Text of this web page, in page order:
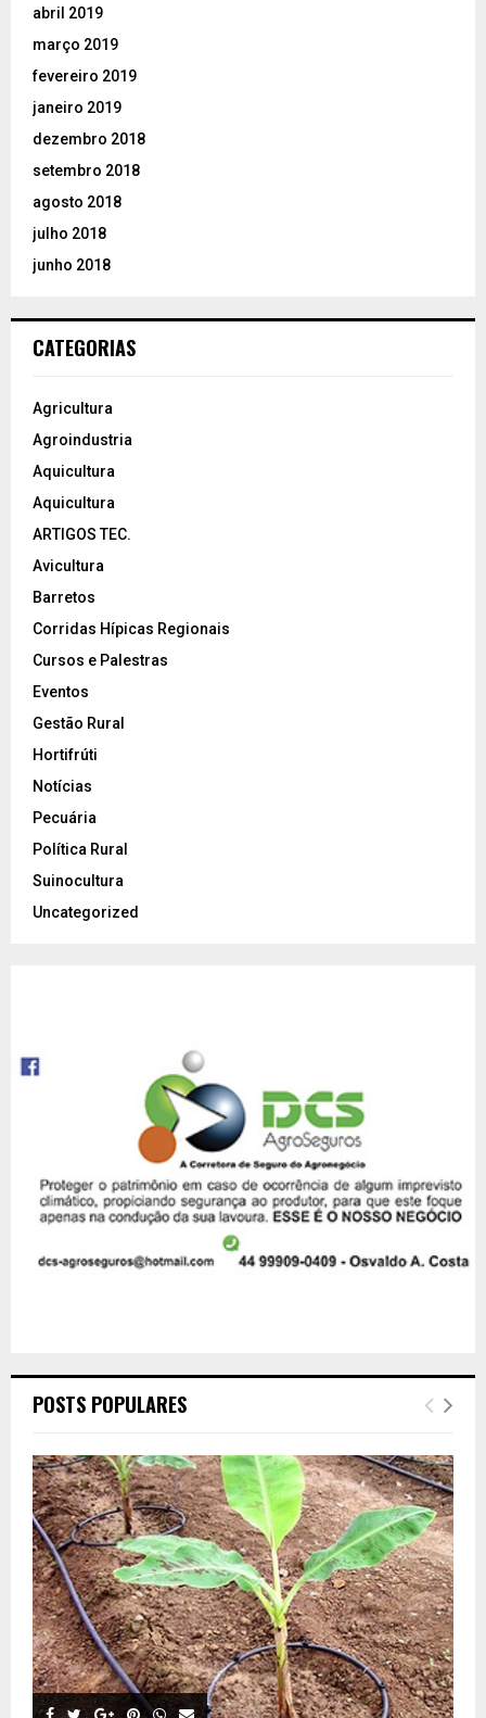
abril 2019
março 2019
fevereiro 2019
janeiro 2019
dezembro 2018
setembro 2018
agosto 2018
julho 2018
junho 2018
CATEGORIAS
Agricultura
Agroindustria
Aquicultura
Aquicultura
ARTIGOS TEC.
Avicultura
Barretos
Corridas Hípicas Regionais
Cursos e Palestras
Eventos
Gestão Rural
Hortifrúti
Notícias
Pecuária
Política Rural
Suinocultura
Uncategorized
POSTS POPULARES